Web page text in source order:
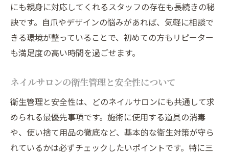
にも親身に対応してくれるスタッフの存在も長続きの秘
訣です。自爪やデザインの悩みがあれば、気軽に相談で
きる環境が整っていることで、初めての方もリピーター
も満足度の高い時間を過ごせます。
ネイルサロンの衛生管理と安全性について
衛生管理と安全性は、どのネイルサロンにも共通して求
められる最優先事項です。施術に使用する道具の消毒
や、使い捨て用品の徹底など、基本的な衛生対策が守ら
れているかは必ずチェックしたいポイントです。特に三